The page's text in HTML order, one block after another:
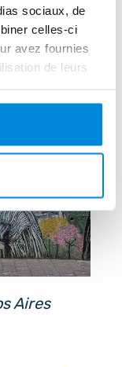
sociaux, de
celles-ci
avez fournies
de leurs
Aires